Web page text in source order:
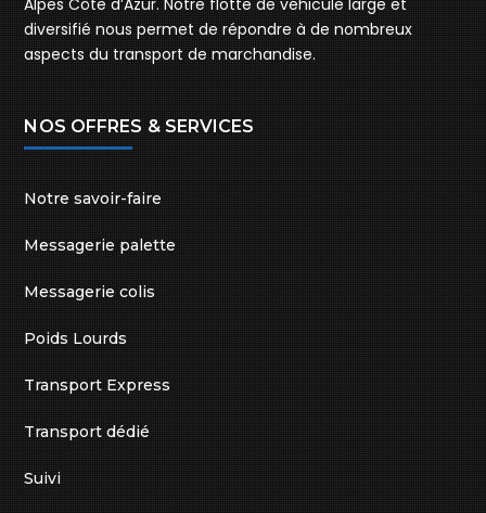
diversifié nous permet de répondre à de nombreux
aspects du transport de marchandise.
NOS OFFRES & SERVICES
Notre savoir-faire
Messagerie palette
Messagerie colis
Poids Lourds
Transport Express
Transport dédié
Suivi